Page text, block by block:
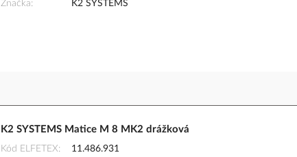
Značka
K2 SYSTEMS
K2 SYSTEMS Matice M 8 MK2 drážková
Kód ELFETEX
11.486.931